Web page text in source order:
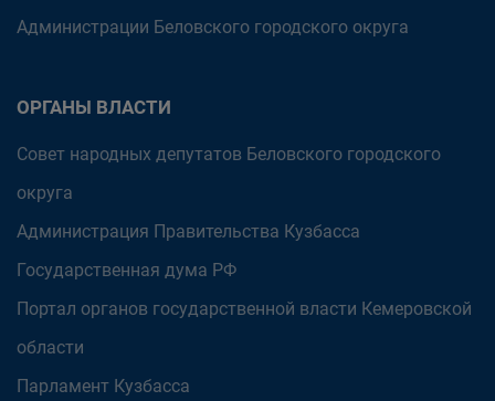
Администрации Беловского городского округа
ОРГАНЫ ВЛАСТИ
Совет народных депутатов Беловского городского
округа
Администрация Правительства Кузбасса
Государственная дума РФ
Портал органов государственной власти Кемеровской
области
Парламент Кузбасса